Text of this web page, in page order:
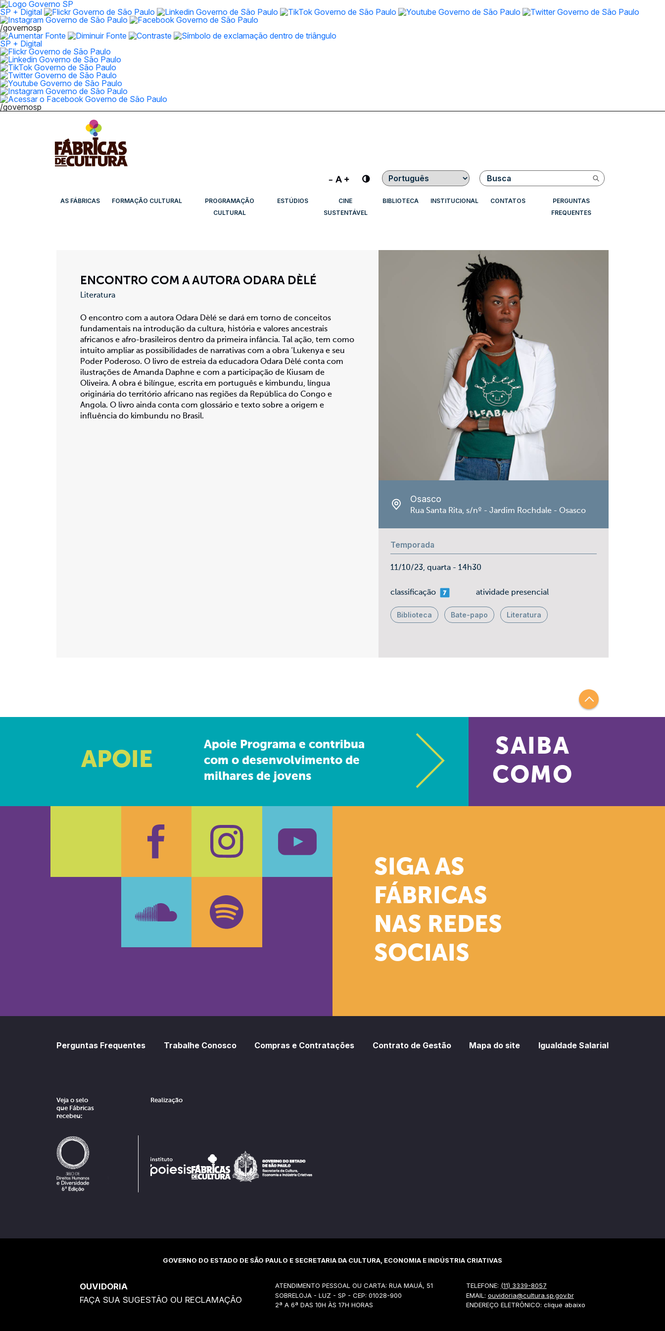
SP + Digital
/governosp
SP + Digital
/governosp
Contraste Buscar
AS FÁBRICAS FORMAÇÃO CULTURAL
PROGRAMAÇÃO
CULTURAL
ESTÚDIOS
CINE
SUSTENTÁVEL
BIBLIOTECA INSTITUCIONAL CONTATOS
PERGUNTAS
FREQUENTES
ENCONTRO COM A AUTORA ODARA DÈLÉ
Literatura
O encontro com a autora Odara Dèlé se dará em torno de conceitos
fundamentais na introdução da cultura, história e valores ancestrais
africanos e afro-brasileiros dentro da primeira infância. Tal ação, tem como
intuito ampliar as possibilidades de narrativas com a obra ‘Lukenya e seu
Poder Poderoso. O livro de estreia da educadora Odara Dèlé conta com
ilustrações de Amanda Daphne e com a participação de Kiusam de
Oliveira. A obra é bilíngue, escrita em português e kimbundu, língua
originária do território africano nas regiões da República do Congo e
Angola. O livro ainda conta com glossário e texto sobre a origem e
influência do kimbundu no Brasil.
Osasco
Rua Santa Rita, s/nº - Jardim Rochdale - Osasco
Temporada
11/10/23, quarta - 14h30
classificaçãomais 07 atividade presencial
Biblioteca Bate-papo Literatura
APOIE
Apoie Programa e contribua
com o desenvolvimento de
milhares de jovens
SAIBA
COMO
SIGA AS
FÁBRICAS
NAS REDES
SOCIAIS
FacebookInstagram
Perguntas Frequentes Trabalhe Conosco Compras e Contratações Contrato de Gestão Mapa do site Igualdade Salarial
Veja o selo
que Fábricas
recebeu:
Realização
GOVERNO DO ESTADO DE SÃO PAULO E SECRETARIA DA CULTURA, ECONOMIA E INDÚSTRIA CRIATIVAS
OUVIDORIA
FAÇA SUA SUGESTÃO OU RECLAMAÇÃO
ATENDIMENTO PESSOAL OU CARTA: RUA MAUÁ, 51
SOBRELOJA - LUZ - SP - CEP: 01028-900
2ª A 6ª DAS 10H ÀS 17H HORAS
TELEFONE: (11) 3339-8057
EMAIL: ouvidoria@cultura.sp.gov.br
ENDEREÇO ELETRÔNICO: clique abaixo